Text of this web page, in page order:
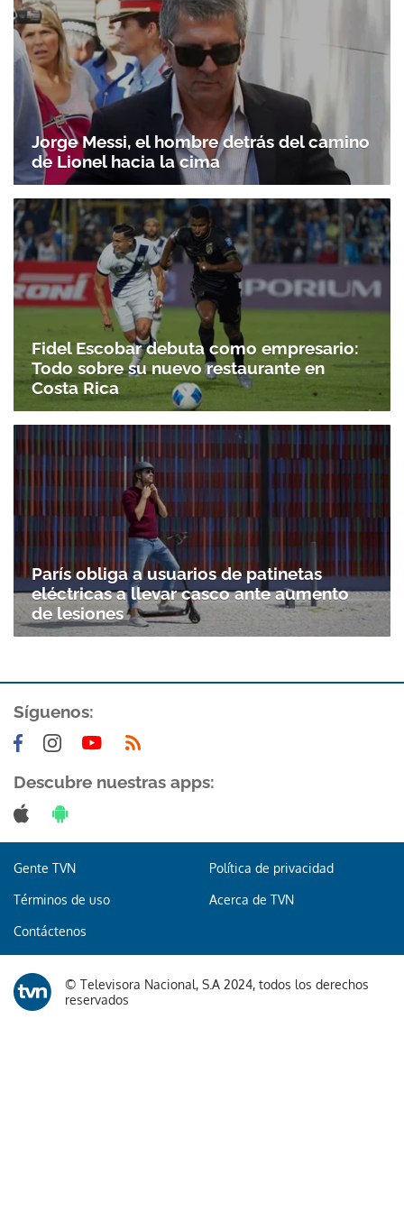
Jorge Messi, el hombre detrás del camino
de Lionel hacia la cima
Fidel Escobar debuta como empresario:
Todo sobre su nuevo restaurante en
Costa Rica
París obliga a usuarios de patinetas
eléctricas a llevar casco ante aumento
de lesiones
Síguenos:
Descubre nuestras apps:
Gente TVN Política de privacidad
Términos de uso Acerca de TVN
Contáctenos
© Televisora Nacional, S.A 2024, todos los derechos
reservados